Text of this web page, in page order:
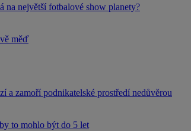
na největší fotbalové show planety?
měď
a zamoří podnikatelské prostředí nedůvěrou
to mohlo být do 5 let